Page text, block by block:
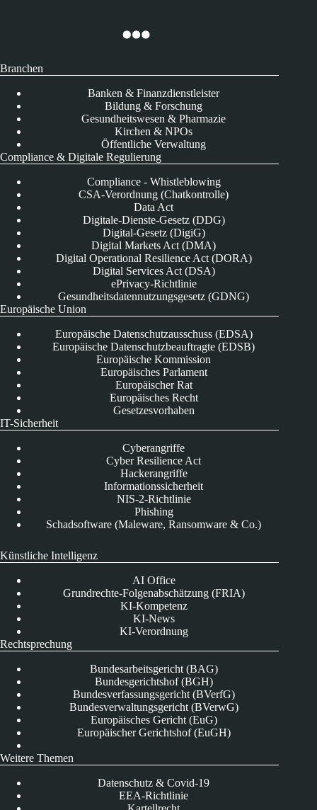
Branchen
Banken & Finanzdienstleister
Bildung & Forschung
Gesundheitswesen & Pharmazie
Kirchen & NPOs
Öffentliche Verwaltung
Compliance & Digitale Regulierung
Compliance - Whistleblowing
CSA-Verordnung (Chatkontrolle)
Data Act
Digitale-Dienste-Gesetz (DDG)
Digital-Gesetz (DigiG)
Digital Markets Act (DMA)
Digital Operational Resilience Act (DORA)
Digital Services Act (DSA)
ePrivacy-Richtlinie
Gesundheitsdatennutzungsgesetz (GDNG)
Europäische Union
Europäische Datenschutzausschuss (EDSA)
Europäische Datenschutzbeauftragte (EDSB)
Europäische Kommission
Europäisches Parlament
Europäischer Rat
Europäisches Recht
Gesetzesvorhaben
IT-Sicherheit
Cyberangriffe
Cyber Resilience Act
Hackerangriffe
Informationssicherheit
NIS-2-Richtlinie
Phishing
Schadsoftware (Maleware, Ransomware & Co.)
Künstliche Intelligenz
AI Office
Grundrechte-Folgenabschätzung (FRIA)
KI-Kompetenz
KI-News
KI-Verordnung
Rechtsprechung
Bundesarbeitsgericht (BAG)
Bundesgerichtshof (BGH)
Bundesverfassungsgericht (BVerfG)
Bundesverwaltungsgericht (BVerwG)
Europäisches Gericht (EuG)
Europäischer Gerichtshof (EuGH)
Weitere Themen
Datenschutz & Covid-19
EEA-Richtlinie